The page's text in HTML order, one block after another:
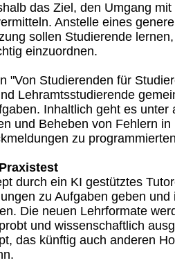
das Ziel, den Umgang
Anstelle eines
sollen Studierende
einzuordnen.
"Von Studierenden für
Lehramtsstudierende
Inhaltlich geht es unter
und Beheben von Fehlern
zu
durch ein KI gestütztes
zu Aufgaben geben
Die neuen Lehrformate
und wissenschaftlich
das künftig auch anderen